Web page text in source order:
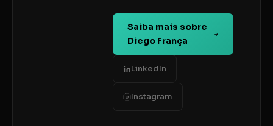
Saiba mais sobre
Diego França
LinkedIn
Instagram